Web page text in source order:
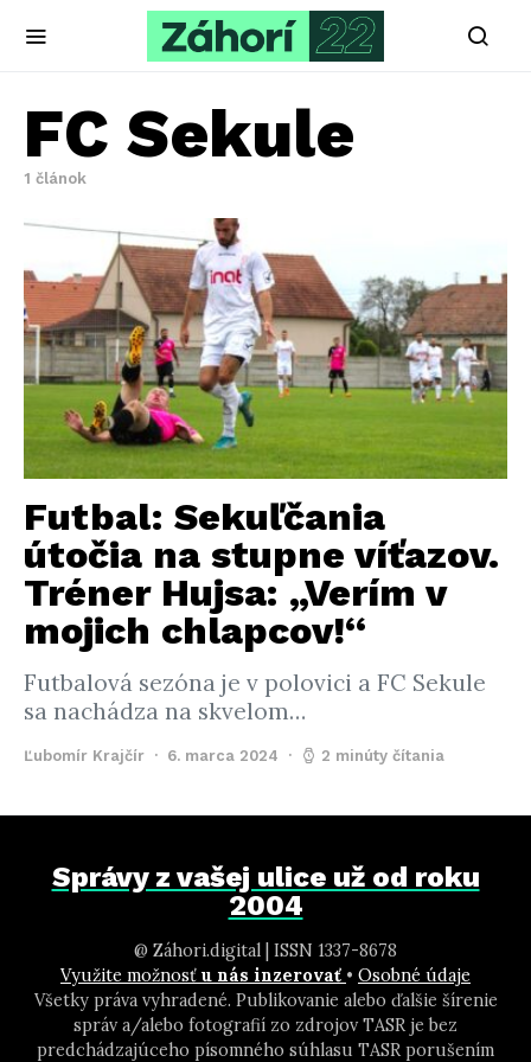
FC Sekule
1 článok
Futbal: Sekuľčania
útočia na stupne víťazov.
Tréner Hujsa: „Verím v
mojich chlapcov!“
Futbalová sezóna je v polovici a FC Sekule
sa nachádza na skvelom…
Ľubomír Krajčír 6. marca 2024 2 minúty čítania
Správy z vašej ulice už od roku
2004
@ Záhori.digital | ISSN 1337-8678
Využite možnosť u nás inzerovať • Osobné údaje
Všetky práva vyhradené. Publikovanie alebo ďalšie šírenie
správ a/alebo fotografií zo zdrojov TASR je bez
predchádzajúceho písomného súhlasu TASR porušením